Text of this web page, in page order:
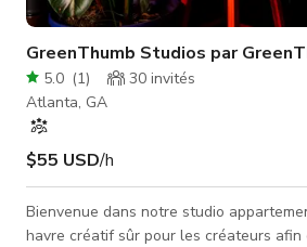
GreenThumb Studios par
5.0 (1) 30 invités
Atlanta, GA
$55 USD/h
Bienvenue dans notre studio
havre créatif sûr pour les créateurs afin